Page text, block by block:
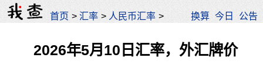
首页 >汇率 > 人民币汇率 > 换算 今日 公告
2026年5月10日汇率，外汇牌价